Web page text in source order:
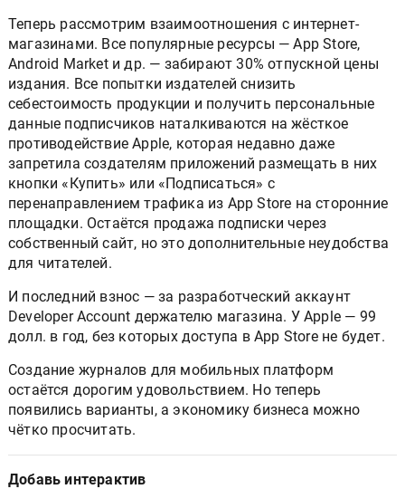
Теперь рассмотрим взаимоотношения с интернет-
магазинами. Все популярные ресурсы — App Store,
Android Market и др. — забирают 30% отпускной цены
издания. Все попытки издателей снизить
себестоимость продукции и получить персональные
данные подписчиков наталкиваются на жёсткое
противодействие Apple, которая недавно даже
запретила создателям приложений размещать в них
кнопки «Купить» или «Подписаться» с
перенаправлением трафика из App Store на сторонние
площадки. Остаётся продажа подписки через
собственный сайт, но это дополнительные неудобства
для читателей.
И последний взнос — за разработческий аккаунт
Developer Account держателю магазина. У Apple — 99
долл. в год, без которых доступа в App Store не будет.
Создание журналов для мобильных платформ
остаётся дорогим удовольствием. Но теперь
появились варианты, а экономику бизнеса можно
чётко просчитать.
Добавь интерактив